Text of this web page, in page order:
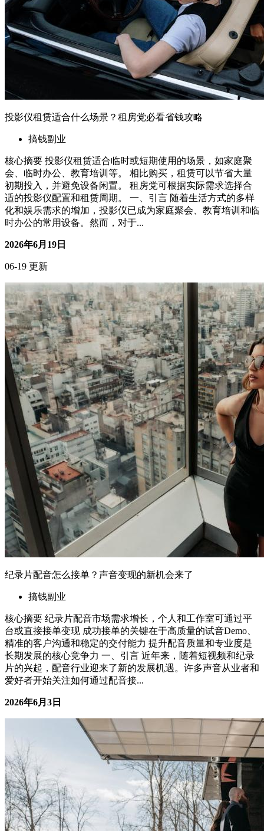
投影仪租赁适合什么场景？租房党必看省钱攻略
搞钱副业
核心摘要 投影仪租赁适合临时或短期使用的场景，如家庭聚
会、临时办公、教育培训等。 相比购买，租赁可以节省大量
初期投入，并避免设备闲置。 租房党可根据实际需求选择合
适的投影仪配置和租赁周期。 一、引言 随着生活方式的多样
化和娱乐需求的增加，投影仪已成为家庭聚会、教育培训和临
时办公的常用设备。然而，对于...
2026年6月19日
06-19 更新
纪录片配音怎么接单？声音变现的新机会来了
搞钱副业
核心摘要 纪录片配音市场需求增长，个人和工作室可通过平
台或直接接单变现 成功接单的关键在于高质量的试音Demo、
精准的客户沟通和稳定的交付能力 提升配音质量和专业度是
长期发展的核心竞争力 一、引言 近年来，随着短视频和纪录
片的兴起，配音行业迎来了新的发展机遇。许多声音从业者和
爱好者开始关注如何通过配音接...
2026年6月3日